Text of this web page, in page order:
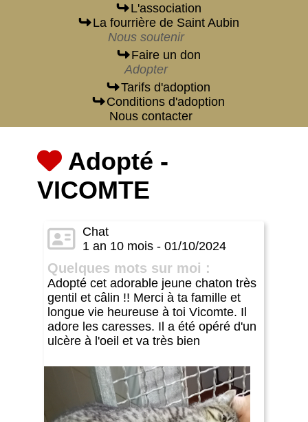
L'association
La fourrière de Saint Aubin
Nous soutenir
Faire un don
Adopter
Tarifs d'adoption
Conditions d'adoption
Nous contacter
Adopté -
VICOMTE
Chat
1 an 10 mois - 01/10/2024
Quelques mots sur moi :
Adopté cet adorable jeune chaton très
gentil et câlin !! Merci à ta famille et
longue vie heureuse à toi Vicomte. Il
adore les caresses. Il a été opéré d'un
ulcère à l'oeil et va très bien